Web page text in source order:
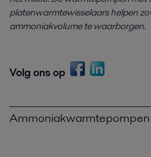
platenwarmtewisselaars helpen
ammoniakvolume te waarborgen.
Volg ons op
Ammoniakwarmtepompen